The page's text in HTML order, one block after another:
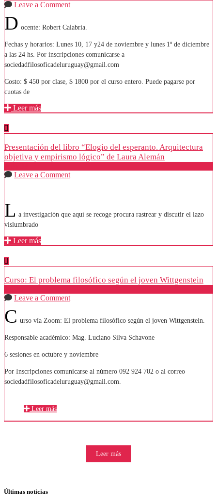
Leave a Comment
D ocente: Robert Calabria.
Fechas y horarios: Lunes 10, 17 y24 de noviembre y lunes 1º de diciembre
a las 24 hs. Por inscripciones comunicarse a
sociedadfilosoficadeluruguay@gmail.com
Costo: $ 450 por clase, $ 1800 por el curso entero. Puede pagarse por
cuotas de
Leer más
Presentación del libro “Elogio del esperanto. Arquitectura
objetiva y empirismo lógico” de Laura Alemán
Leave a Comment
L a investigación que aquí se recoge procura rastrear y discutir el lazo
vislumbrado
Leer más
Curso: El problema filosófico según el joven Wittgenstein
Leave a Comment
C urso vía Zoom: El problema filosófico según el joven Wittgenstein.
Responsable académico: Mag. Luciano Silva Schavone
6 sesiones en octubre y noviembre
Por Inscripciones comunicarse al número 092 924 702 o al correo
sociedadfilosoficadeluruguay@gmail.com.
Leer más
Leer más
Últimas noticias